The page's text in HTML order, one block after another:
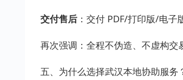
交付售后 ：交付 PDF/打印版/电
再次强调：全程不伪造、不虚构交
五、为什么选择武汉本地协助服务